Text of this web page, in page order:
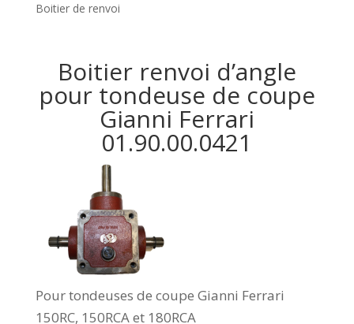
Boitier de renvoi
Boitier renvoi d’angle
pour tondeuse de coupe
Gianni Ferrari
01.90.00.0421
Pour tondeuses de coupe Gianni Ferrari
150RC, 150RCA et 180RCA